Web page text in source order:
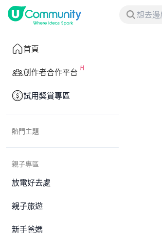
首頁
創作者合作平台
試用獎賞專區
熱門主題
親子專區
放電好去處
親子旅遊
新手爸媽